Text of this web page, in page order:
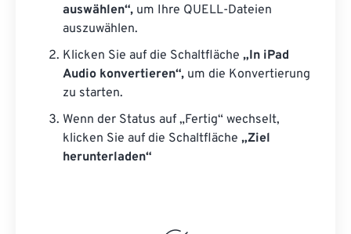
auswählen“, um Ihre QUELL-Dateien
auszuwählen.
Klicken Sie auf die Schaltfläche „In iPad
Audio konvertieren“, um die Konvertierung
zu starten.
Wenn der Status auf „Fertig“ wechselt,
klicken Sie auf die Schaltfläche „Ziel
herunterladen“